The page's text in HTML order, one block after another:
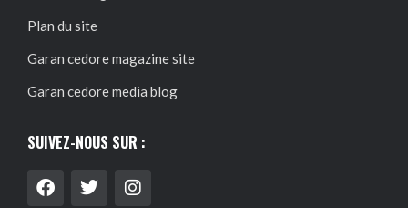
Plan du site
Garan cedore magazine site
Garan cedore media blog
SUIVEZ-NOUS SUR :